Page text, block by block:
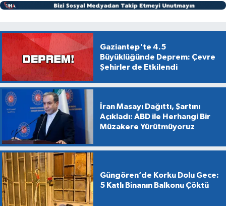
Gaziantep'te 4.5
Büyüklüğünde Deprem: Çevre
Şehirler de Etkilendi
İran Masayı Dağıttı, Şartını
Açıkladı: ABD ile Herhangi Bir
Müzakere Yürütmüyoruz
Güngören’de Korku Dolu Gece:
5 Katlı Binanın Balkonu Çöktü